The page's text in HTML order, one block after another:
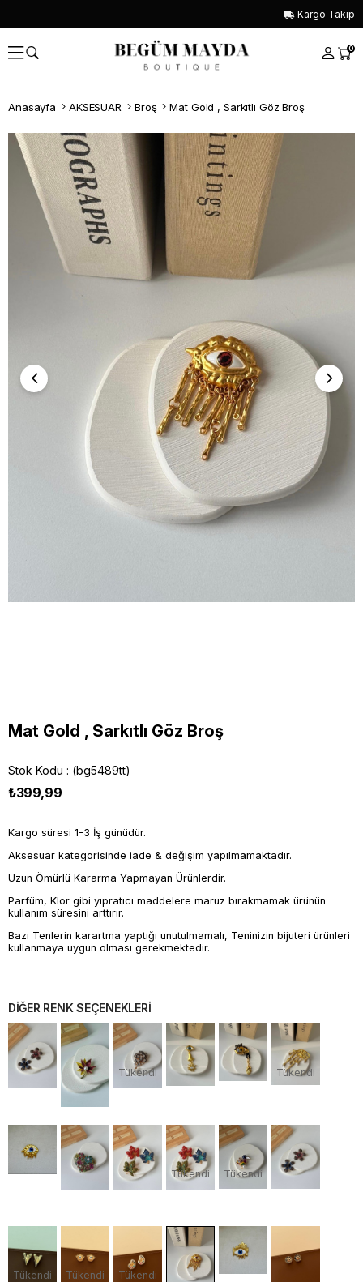
Kargo Takip
0
Anasayfa AKSESUAR Broş Mat Gold , Sarkıtlı Göz Broş
Whatsapp İle Sipariş ver
Mat Gold , Sarkıtlı Göz Broş
Stok Kodu (bg5489tt)
₺399,99
Kargo süresi 1-3 İş günüdür.
Aksesuar kategorisinde iade & değişim yapılmamaktadır.
Uzun Ömürlü Kararma Yapmayan Ürünlerdir.
Parfüm, Klor gibi yıpratıcı maddelere maruz bırakmamak ürünün
kullanım süresini arttırır.
Bazı Tenlerin karartma yaptığı unutulmamalı, Teninizin bijuteri ürünleri
kullanmaya uygun olması gerekmektedir.
DİĞER RENK SEÇENEKLERİ
Tükendi Tükendi
Tükendi Tükendi
Tükendi Tükendi Tükendi